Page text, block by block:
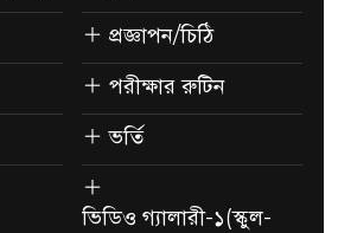
প্রজ্ঞাপন/চিঠি
পরীক্ষার রুটিন
ভর্তি
ভিডিও গ্যালারী-১(স্কুল-